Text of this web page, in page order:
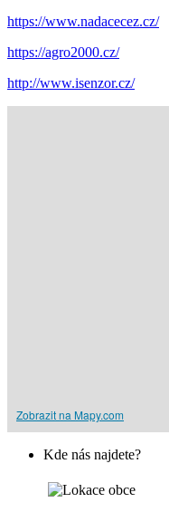
https://www.nadacecez.cz/
https://agro2000.cz/
http://www.isenzor.cz/
Zobrazit na Mapy.com
Kde nás najdete?